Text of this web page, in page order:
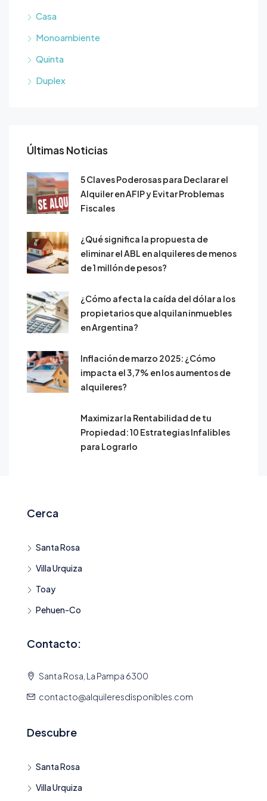
Casa
Monoambiente
Quinta
Duplex
Últimas Noticias
5 Claves Poderosas para Declarar el
Alquiler en AFIP y Evitar Problemas
Fiscales
¿Qué significa la propuesta de
eliminar el ABL en alquileres de menos
de 1 millón de pesos?
¿Cómo afecta la caída del dólar a los
propietarios que alquilan inmuebles
en Argentina?
Inflación de marzo 2025: ¿Cómo
impacta el 3,7% en los aumentos de
alquileres?
Maximizar la Rentabilidad de tu
Propiedad: 10 Estrategias Infalibles
para Lograrlo
Cerca
Santa Rosa
Villa Urquiza
Toay
Pehuen-Co
Contacto:
Santa Rosa, La Pampa 6300
contacto@alquileresdisponibles.com
Descubre
Santa Rosa
Villa Urquiza